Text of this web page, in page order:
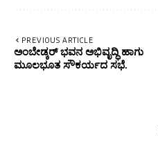
PREVIOUS ARTICLE
ಅಂಬೇಡ್ಕರ್ ಭವನ ಅಭಿವೃದ್ಧಿ ಹಾಗು
ಮೂಲಭೂತ ಸೌಕರ್ಯದ ಸಭೆ.